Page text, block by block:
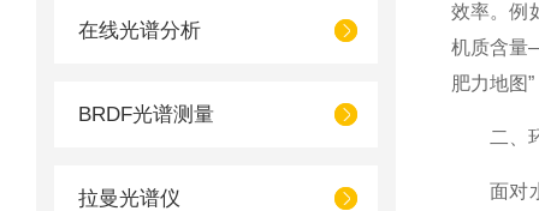
在线光谱分析
BRDF光谱测量
拉曼光谱仪
效率。例
机质含量
肥力地图
二、环
面对水